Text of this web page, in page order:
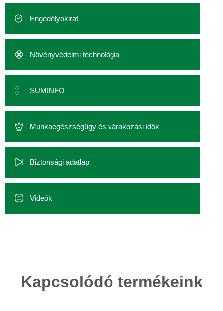
Engedélyokirat
Növényvédelmi technológia
SUMINFO
Munkaegészségügy és várakozási idők
Biztonsági adatlap
Videók
Kapcsolódó termékeink